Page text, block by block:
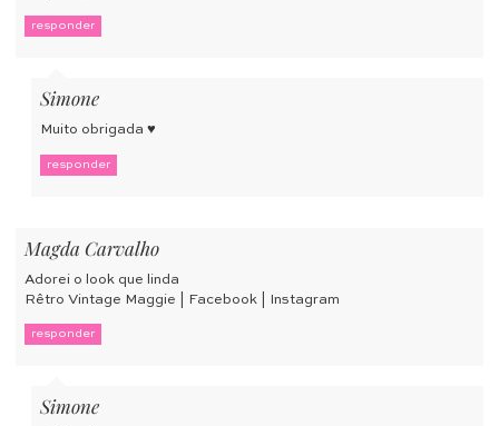
responder
Simone
Muito obrigada ♥
responder
Magda Carvalho
Adorei o look que linda
Rêtro Vintage Maggie
Facebook Instagram
responder
Simone